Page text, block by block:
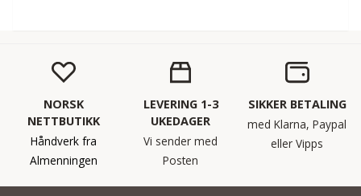
NORSK
NETTBUTIKK
Håndverk fra
Almenningen
LEVERING 1-3
UKEDAGER
Vi sender med
Posten
SIKKER BETALING
med Klarna, Paypal
eller Vipps